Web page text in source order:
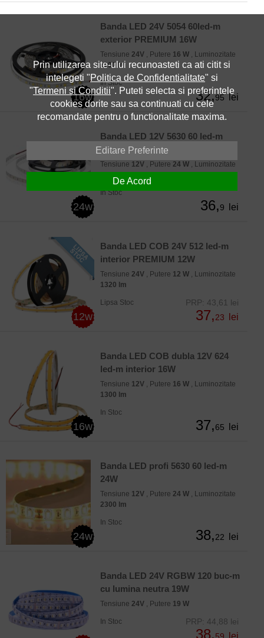
16w
Banda LED 24V 5054 60led-m
exterior PREMIUM 16W
Tensiune 24V , Putere 16 W , Luminozitate
1100 lm
In Stoc
32,95 lei
24w
Banda LED 12V 5630 60 led-m
interior PREMIUM 24W
Tensiune 12V , Putere 24 W , Luminozitate
In Stoc
36,9 lei
12w
Banda LED COB 24V 512 led-m
interior PREMIUM 12W
Tensiune 24V , Putere 12 W , Luminozitate
1320 lm
Lipsa Stoc PRP: 43,61 lei
37,23 lei
16w
Banda LED COB dubla 12V 624
led-m interior 16W
Tensiune 12V , Putere 16 W , Luminozitate
1300 lm
In Stoc
37,65 lei
24w
Banda LED profi 5630 60 led-m
24W
Tensiune 12V , Putere 24 W , Luminozitate
2300 lm
In Stoc
38,22 lei
Banda LED 24V RGBW 120 buc-m
cu lumina neutra 19W
Tensiune 24V , Putere 19 W
In Stoc PRP: 44,88 lei
38,
Prin utilizarea site-ului recunoasteti ca ati citit si
intelegeti "Politica de Confidentialitate" si
"Termeni si Conditii". Puteti selecta si preferintele
cookies dorite sau sa continuati cu cele
recomandate pentru o functionalitate maxima.
Editare Preferinte
De Acord